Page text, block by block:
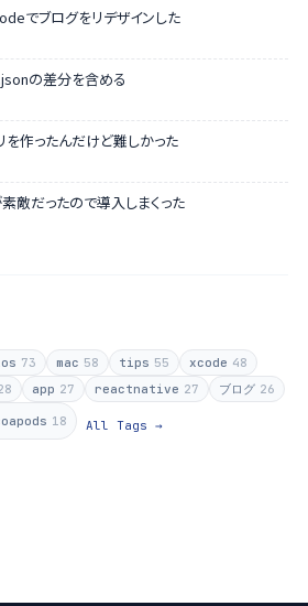
でブログをリデザインした
の差分を含める
作ったんだけど難しかった
敵だったので導入しまくった
73 mac 58 tips 55 xcode 48
app 27 reactnative 27 ブログ 26
18 All Tags →